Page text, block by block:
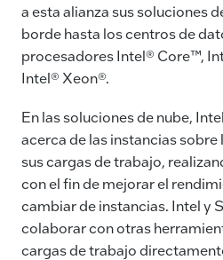
a esta alianza sus soluciones
borde hasta los centros de
procesadores Intel® Core™,
Intel® Xeon®.
En las soluciones de nube,
acerca de las instancias sobre
sus cargas de trabajo,
con el fin de mejorar el
cambiar de instancias. Intel y
colaborar con otras
cargas de trabajo